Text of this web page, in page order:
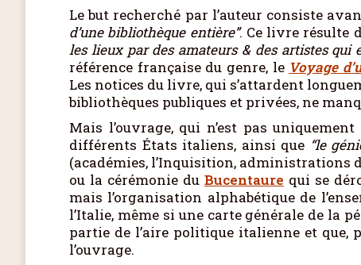
Le but recherché par l’auteur consiste
d’une bibliothèque entière”. Ce livre résulte
les lieux par des amateurs & des artistes
référence française du genre, le Voyage
Les notices du livre, qui s’attardent
bibliothèques publiques et privées, ne
Mais l’ouvrage, qui n’est pas
différents États italiens, ainsi que “le
(académies, l’Inquisition, administrations
ou la cérémonie du Bucentaure qui se
mais l’organisation alphabétique de
l’Italie, même si une carte générale de la
partie de l’aire politique italienne et que,
l’ouvrage.